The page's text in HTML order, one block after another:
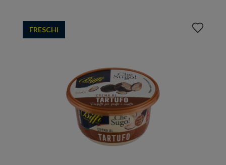
FRESCHI
Aggiungi